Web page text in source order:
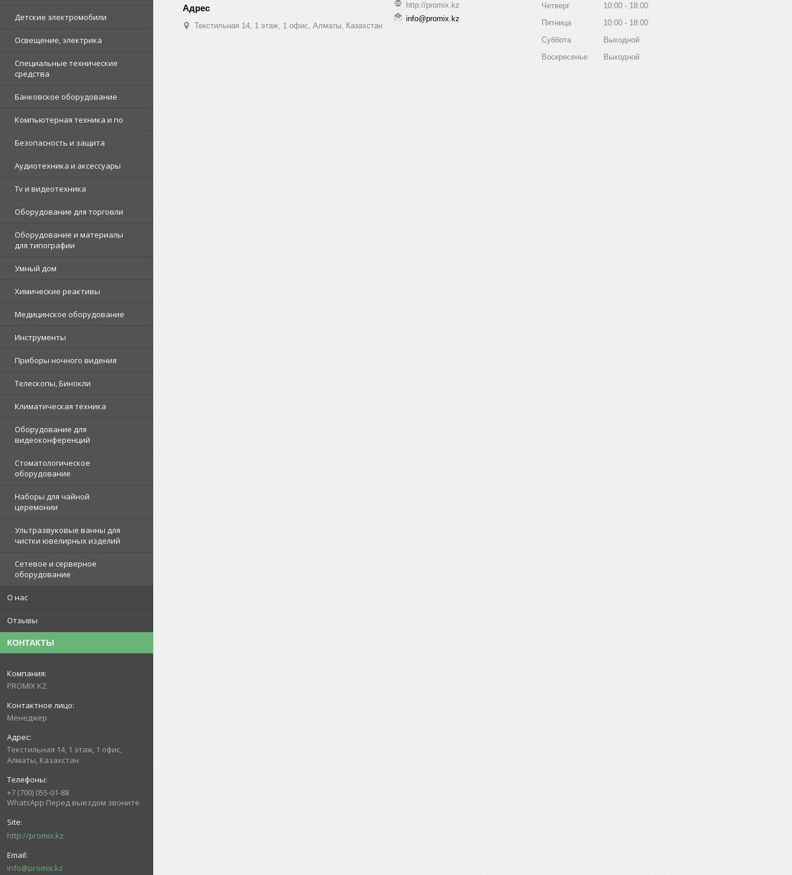
Детские электромобили
Освещение, электрика
Специальные технические
средства
Банковское оборудование
Компьютерная техника и по
Безопасность и защита
Аудиотехника и аксессуары
Tv и видеотехника
Оборудование для торговли
Оборудование и материалы
для типографии
Умный дом
Химические реактивы
Медицинское оборудование
Инструменты
Приборы ночного видения
Телескопы, Бинокли
Климатическая техника
Оборудование для
видеоконференций
Стоматологическое
оборудование
Наборы для чайной
церемонии
Ультразвуковые ванны для
чистки ювелирных изделий
Сетевое и серверное
оборудование
О нас
Отзывы
КОНТАКТЫ
PROMIX KZ
Менеджер
Текстильная 14, 1 этаж, 1 офис,
Алматы, Казахстан
+7 (700) 055-01-88
WhatsApp Перед выездом звоните
http://promix.kz
info@promix.kz
Текстильная 14, 1 этаж, 1 офис, Алматы, Казахстан
http://promix.kz
info@promix.kz
Четверг
10:00
18:00
Пятница
10:00
18:00
Суббота
Выходной
Воскресенье
Выходной